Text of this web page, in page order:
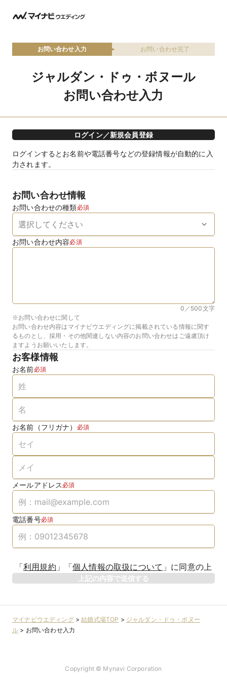
お問い合わせ入力 お問い合わせ完了
ジャルダン・ドゥ・ボヌール
お問い合わせ入力
ログイン／新規会員登録
ログインするとお名前や電話番号などの登録情報が自動的に入
力されます。
お問い合わせ情報
お問い合わせの種類必須
お問い合わせ内容必須
0／500文字
※お問い合わせに関して
お問い合わせ内容はマイナビウエディングに掲載されている情報に関す
るものとし、採用・その他関連しない内容のお問い合わせはご遠慮頂け
ますようお願いいたします。
お客様情報
お名前必須
お名前（フリガナ） 必須
メールアドレス 必須
電話番号必須
「利用規約 」 「個人情報の取扱について 」 に同意の上
上記の内容で送信する
マイナビウエディング>結婚式場TOP > ジャルダン・ドゥ・ボヌー
ル > お問い合わせ入力
Copyright © Mynavi Corporation